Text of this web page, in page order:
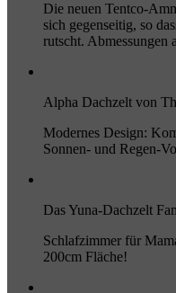
Die neuen Tentco-
sich gegenseitig, so
rutscht.
Alpha Dachzelt von
Modernes Design:
Sonnen- und Regen-
Das Yuna-Dachzelt
Schlafzimmer für
200cm Fläche!